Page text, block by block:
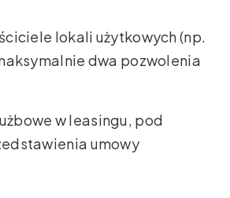
lokali użytkowych (np.
dwa pozwolenia
w leasingu, pod
umowy